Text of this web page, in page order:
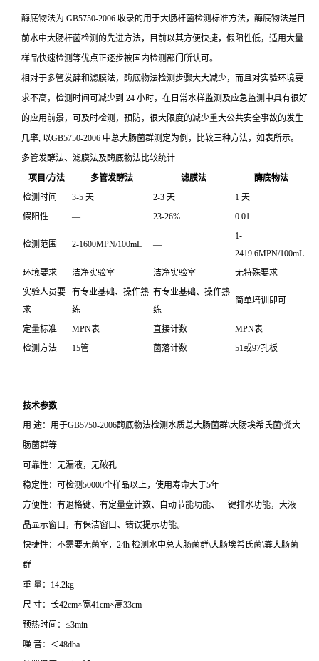
酶底物法为 GB5750-2006 收录的用于大肠杆菌检测标准方法，酶底物法是目
前水中大肠杆菌检测的先进方法，目前以其方便快捷，假阳性低，适用大量
样品快速检测等优点正逐步被国内检测部门所认可。
相对于多管发酵和滤膜法，酶底物法检测步骤大大减少，而且对实验环境要
求不高，检测时间可减少到 24 小时，在日常水样监测及应急监测中具有很好
的应用前景，可及时检测，预防，很大限度的减少重大公共安全事故的发生
几率, 以GB5750-2006 中总大肠菌群测定为例，比较三种方法，如表所示。
多管发酵法、滤膜法及酶底物法比较统计
项目/方法
多管发酵法 滤膜法
酶底物法
检测时间
3-5 天 2-3 天
1 天
假阳性
— 23-26% 0.01
检测范围 2-1600MPN/100mL —
1-
2419.6MPN/100mL
环境要求
洁净实验室 洁净实验室
无特殊要求
实验人员要
求
有专业基础、操作熟
练
有专业基础、操作熟
练
简单培训即可
定量标准 MPN表 直接计数
MPN表
检测方法
15管 菌落计数 51或97孔板
技术参数
用 途：用于GB5750-2006酶底物法检测水质总大肠菌群\大肠埃希氏菌\粪大
肠菌群等
可靠性：无漏液，无破孔
稳定性：可检测50000个样品以上，使用寿命大于5年
方便性：有退格键、有定量盘计数、自动节能功能、一键排水功能，大液
晶显示窗口，有保洁窗口、错误提示功能。
快捷性：不需要无菌室，24h 检测水中总大肠菌群\大肠埃希氏菌\粪大肠菌
群
重 量：14.2kg
尺 寸：长42cm×宽41cm×高33cm
预热时间：≤3min
噪 音：＜48dba